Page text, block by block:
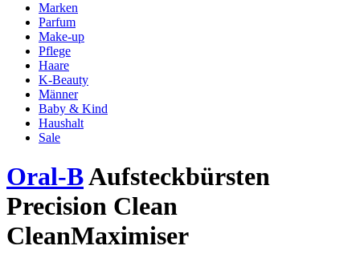
Marken
Parfum
Make-up
Pflege
Haare
K-Beauty
Männer
Baby & Kind
Haushalt
Sale
Oral-BAufsteckbürsten
Precision Clean
CleanMaximiser